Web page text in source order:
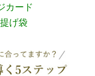
カード
げ袋